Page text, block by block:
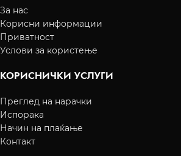
За нас
Корисни информации
Приватност
Услови за користење
КОРИСНИЧКИ УСЛУГИ
Преглед на нарачки
Испорака
Начин на плаќање
Контакт